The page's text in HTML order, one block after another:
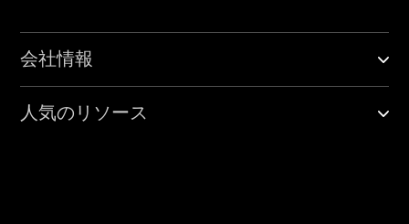
会社情報
人気のリソース